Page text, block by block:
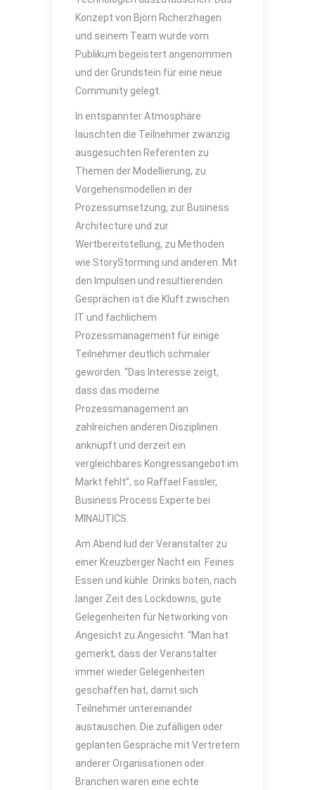
Konzept von Björn Richerzhagen
und seinem Team wurde vom
Publikum begeistert angenommen
und der Grundstein für eine neue
Community gelegt.
In entspannter Atmosphäre
lauschten die Teilnehmer zwanzig
ausgesuchten Referenten zu
Themen der Modellierung, zu
Vorgehensmodellen in der
Prozessumsetzung, zur Business
Architecture und zur
Wertbereitstellung, zu Methoden
wie StoryStorming und anderen. Mit
den Impulsen und resultierenden
Gesprächen ist die Kluft zwischen
IT und fachlichem
Prozessmanagement für einige
Teilnehmer deutlich schmaler
geworden. “Das Interesse zeigt,
dass das moderne
Prozessmanagement an
zahlreichen anderen Disziplinen
anknüpft und derzeit ein
vergleichbares Kongressangebot im
Markt fehlt”, so Raffael Fassler,
Business Process Experte bei
MINAUTICS.
Am Abend lud der Veranstalter zu
einer Kreuzberger Nacht ein. Feines
Essen und kühle Drinks boten, nach
langer Zeit des Lockdowns, gute
Gelegenheiten für Networking von
Angesicht zu Angesicht. “Man hat
gemerkt, dass der Veranstalter
immer wieder Gelegenheiten
geschaffen hat, damit sich
Teilnehmer untereinander
austauschen. Die zufälligen oder
geplanten Gespräche mit Vertretern
anderer Organisationen oder
Branchen waren eine echte